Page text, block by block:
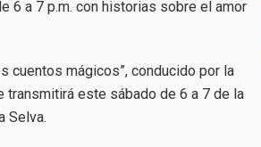
6 a 7 p.m. con historias sobre el amor
cuentos mágicos”, conducido por la
transmitirá este sábado de 6 a 7 de la
Selva.